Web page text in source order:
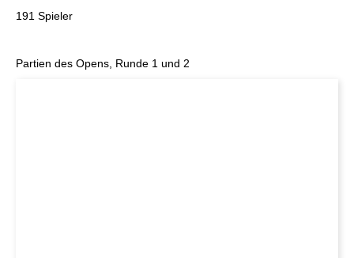
191 Spieler
Partien des Opens, Runde 1 und 2